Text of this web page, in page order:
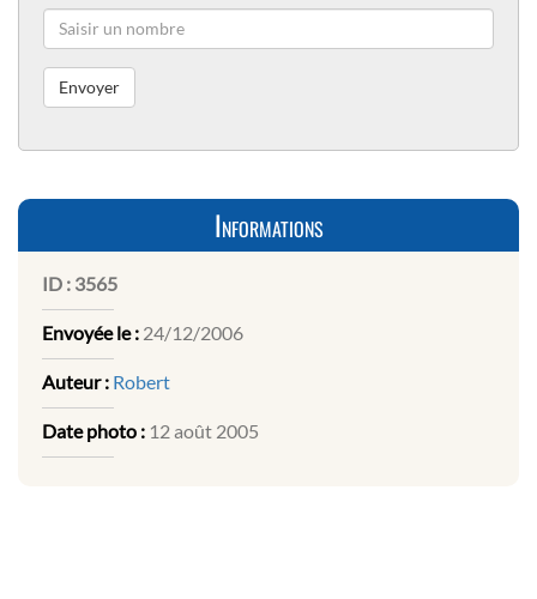
Informations
ID : 3565
Envoyée le : 24/12/2006
Auteur : Robert
Date photo : 12 août 2005